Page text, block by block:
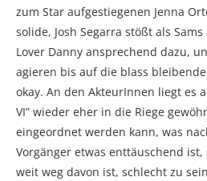
zum Star aufgestiegenen Jenna
solide, Josh Segarra stößt als
Lover Danny ansprechend dazu,
agieren bis auf die blass
okay. An den AkteurInnen liegt es
VI” wieder eher in die Riege
eingeordnet werden kann, was
Vorgänger etwas enttäuschend
weit weg davon ist, schlecht zu